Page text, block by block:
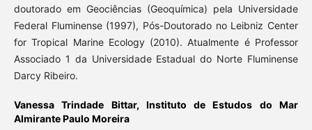
doutorado em Geociências (Geoquímica) pela Universidade
Federal Fluminense (1997), Pós-Doutorado no Leibniz Center
for Tropical Marine Ecology (2010). Atualmente é Professor
Associado 1 da Universidade Estadual do Norte Fluminense
Darcy Ribeiro.
Vanessa Trindade Bittar, Instituto de Estudos do Mar
Almirante Paulo Moreira